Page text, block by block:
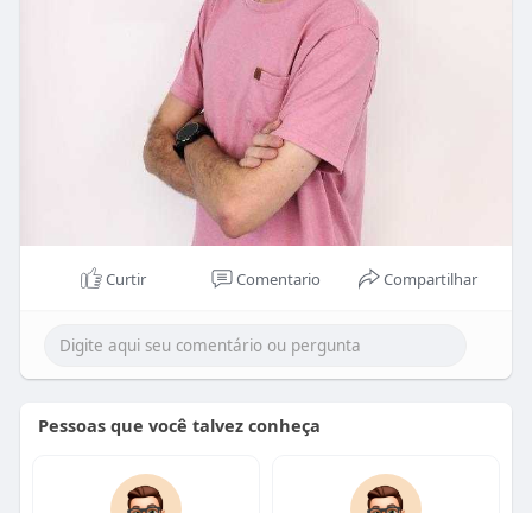
Curtir Comentario Compartilhar
Pessoas que você talvez conheça